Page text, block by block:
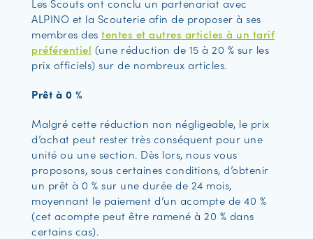
Les Scouts ont conclu un partenariat avec
ALPINO et la Scouterie afin de proposer à ses
membres des tentes et autres articles à un tarif
préférentiel (une réduction de 15 à 20 % sur les
prix officiels) sur de nombreux articles.
Prêt à 0 %
Malgré cette réduction non négligeable, le prix
d’achat peut rester très conséquent pour une
unité ou une section. Dès lors, nous vous
proposons, sous certaines conditions, d’obtenir
un prêt à 0 % sur une durée de 24 mois,
moyennant le paiement d’un acompte de 40 %
(cet acompte peut être ramené à 20 % dans
certains cas).